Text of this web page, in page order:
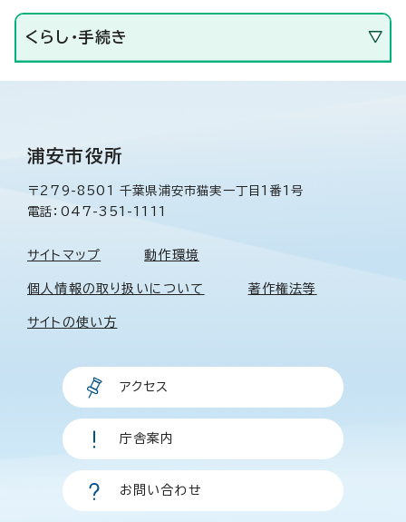
くらし・手続き
浦安市役所
〒279-8501 千葉県浦安市猫実一丁目1番1号
電話：047-351-1111
サイトマップ 動作環境
個人情報の取り扱いについて 著作権法等
サイトの使い方
アクセス
庁舎案内
お問い合わせ